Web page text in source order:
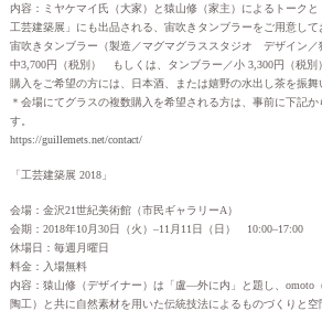
内容：ミヤケマイ氏（大家）と猿山修（家主）によるトークと
工芸建築展」にも出品される、宙吹きタンブラーをご用意して
宙吹きタンブラー（製造／マグマグラススタジオ デザイン
中3,700円（税別） もしくは、タンブラー／小 3,300円（税別）
購入をご希望の方には、日本酒、または嬉野の水出し茶を振舞
＊会場にてグラスの複数購入を希望される方は、事前に下記
す。
https://guillemets.net/contact/
「工芸建築展 2018」
会場：金沢21世紀美術館（市民ギャラリーA）
会期：2018年10月30日（火）–11月11日（日） 10:00–17:00
休場日：毎週月曜日
料金：入場無料
内容：猿山修（デザイナー）は「盧—外に内」と題し、omoto
陶工）と共に自然素材を用いた伝統技法によるものづくりと空